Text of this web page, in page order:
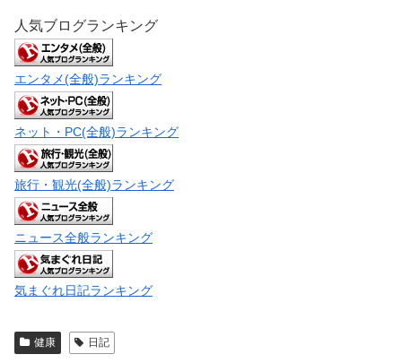
人気ブログランキング
エンタメ(全般)ランキング
ネット・PC(全般)ランキング
旅行・観光(全般)ランキング
ニュース全般ランキング
気まぐれ日記ランキング
健康 日記